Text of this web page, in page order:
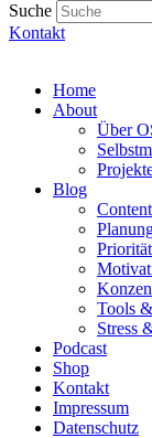
Suche
Kontakt
Home
About
Über
Blog
Content
Tools
Stress
Podcast
Shop
Kontakt
Impressum
Datenschutz